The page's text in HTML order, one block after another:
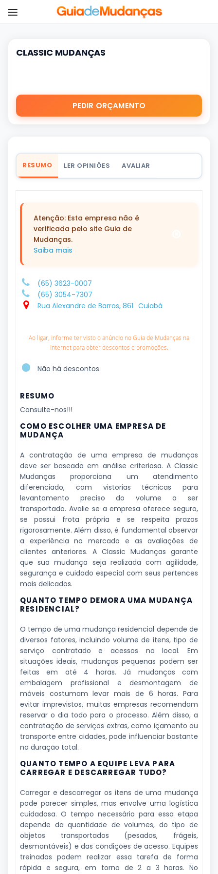
CLASSIC MUDANÇAS
PEDIR ORÇAMENTO
RESUMO LER OPINIÕES AVALIAR
Atenção: Esta empresa não é
verificada pelo site Guia de
Mudanças.
Saiba mais
(65) 3623-0007
(65) 3054-7307
Rua Alexandre de Barros, 861 Cuiabá
Ao ligar, informe ter visto o anúncio no Guia de Mudanças na
internet para obter descontos e promoções.
Não há descontos
RESUMO
Consulte-nos!!!
COMO ESCOLHER UMA EMPRESA DE
MUDANÇA
A contratação de uma empresa de mudanças
deve ser baseada em análise criteriosa. A Classic
Mudanças proporciona um atendimento
diferenciado, com vistorias técnicas para
levantamento preciso do volume a ser
transportado. Avalie se a empresa oferece seguro,
se possui frota própria e se respeita prazos
rigorosamente. Além disso, é fundamental observar
a experiência no mercado e as avaliações de
clientes anteriores. A Classic Mudanças garante
que sua mudança seja realizada com agilidade,
segurança e cuidado especial com seus pertences
mais delicados.
QUANTO TEMPO DEMORA UMA MUDANÇA
RESIDENCIAL?
O tempo de uma mudança residencial depende de
diversos fatores, incluindo volume de itens, tipo de
serviço contratado e acessos no local. Em
situações ideais, mudanças pequenas podem ser
feitas em até 4 horas. Já mudanças com
embalagem profissional e desmontagem de
móveis costumam levar mais de 6 horas. Para
evitar imprevistos, muitas empresas recomendam
reservar o dia todo para o processo. Além disso, a
contratação de serviços extras, como içamento ou
transporte entre cidades, pode influenciar bastante
na duração total.
QUANTO TEMPO A EQUIPE LEVA PARA
CARREGAR E DESCARREGAR TUDO?
Carregar e descarregar os itens de uma mudança
pode parecer simples, mas envolve uma logística
cuidadosa. O tempo necessário para essa etapa
depende da quantidade de volumes, do tipo de
objetos transportados (pesados, frágeis,
desmontáveis) e das condições de acesso. Equipes
treinadas podem realizar essa tarefa de forma
rápida e segura, em torno de 2 a 3 horas. No